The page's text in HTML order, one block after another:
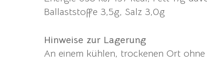
Ballaststoffe 3,5g, Salz 3,0g
Hinweise zur Lagerung
An einem kühlen, trockenen Ort